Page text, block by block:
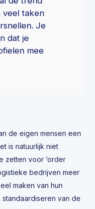
veel taken
Je
dat je
mee
de eigen mensen een
is natuurlijk niet
zetten voor ‘order
bedrijven meer
maken van hun
van de